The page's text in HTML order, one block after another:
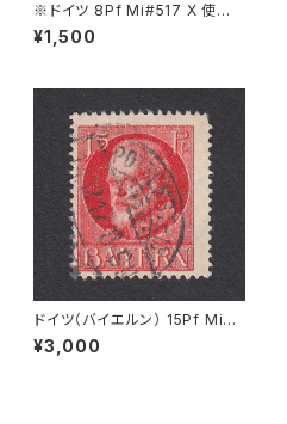
※ドイツ 8Pf Mi#517 X 使用
済み切手｜KALL 30.8.1935
¥1,500
ドイツ（バイエルン） 15Pf Mi#1
15 A 使用済み切手｜POTTEN
STEIN 14.12.1917
¥3,000